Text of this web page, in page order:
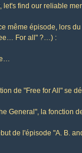
let's find our reliable
même épisode, lors
For all" ?…) :
de "Free for All" se
General", la fonction
de l'épisode "A. B.